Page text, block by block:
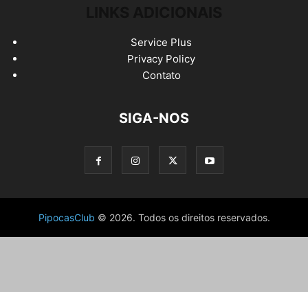
Service Plus
Privacy Policy
Contato
SIGA-NOS
PipocasClub © 2026. Todos os direitos reservados.